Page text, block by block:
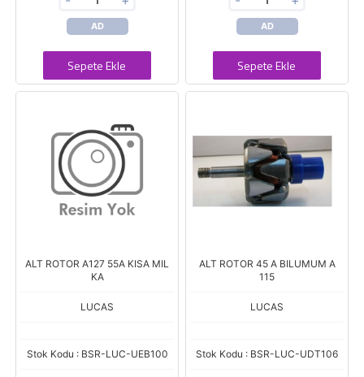
AD
Sepete Ekle
AD
Sepete Ekle
ALT ROTOR A127 55A KISA MIL
KA
LUCAS
Stok Kodu : BSR-LUC-UEB100
ALT ROTOR 45 A BILUMUM A
115
LUCAS
Stok Kodu : BSR-LUC-UDT106